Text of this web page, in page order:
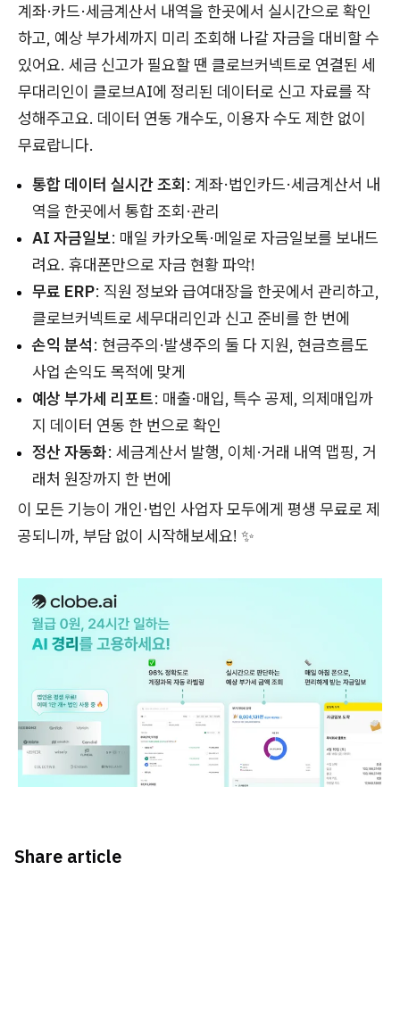
계좌·카드·세금계산서 내역을 한곳에서 실시간으로 확인
하고, 예상 부가세까지 미리 조회해 나갈 자금을 대비할 수
있어요. 세금 신고가 필요할 땐 클로브커넥트로 연결된 세
무대리인이 클로브AI에 정리된 데이터로 신고 자료를 작
성해주고요. 데이터 연동 개수도, 이용자 수도 제한 없이
무료랍니다.
통합 데이터 실시간 조회: 계좌·법인카드·세금계산서 내
역을 한곳에서 통합 조회·관리
AI 자금일보: 매일 카카오톡·메일로 자금일보를 보내드
려요. 휴대폰만으로 자금 현황 파악!
무료 ERP: 직원 정보와 급여대장을 한곳에서 관리하고,
클로브커넥트로 세무대리인과 신고 준비를 한 번에
손익 분석: 현금주의·발생주의 둘 다 지원, 현금흐름도
사업 손익도 목적에 맞게
예상 부가세 리포트: 매출·매입, 특수 공제, 의제매입까
지 데이터 연동 한 번으로 확인
정산 자동화: 세금계산서 발행, 이체·거래 내역 맵핑, 거
래처 원장까지 한 번에
이 모든 기능이 개인·법인 사업자 모두에게 평생 무료로 제
공되니까, 부담 없이 시작해보세요! ✨
Share article